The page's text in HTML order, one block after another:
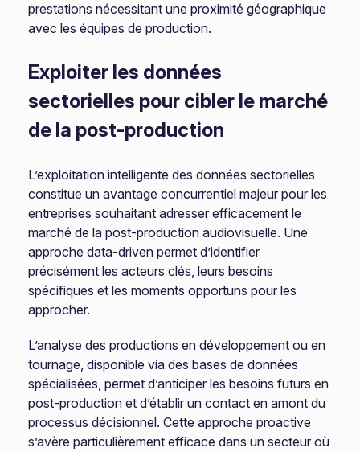
prestations nécessitant une proximité géographique
avec les équipes de production.
Exploiter les données
sectorielles pour cibler le marché
de la post-production
L’exploitation intelligente des données sectorielles
constitue un avantage concurrentiel majeur pour les
entreprises souhaitant adresser efficacement le
marché de la post-production audiovisuelle. Une
approche data-driven permet d’identifier
précisément les acteurs clés, leurs besoins
spécifiques et les moments opportuns pour les
approcher.
L’analyse des productions en développement ou en
tournage, disponible via des bases de données
spécialisées, permet d’anticiper les besoins futurs en
post-production et d’établir un contact en amont du
processus décisionnel. Cette approche proactive
s’avère particulièrement efficace dans un secteur où